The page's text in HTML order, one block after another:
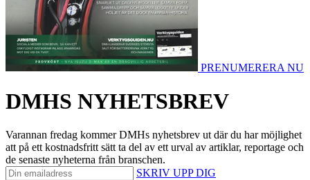
PRENUMERERA NU
DMHS NYHETSBREV
Varannan fredag kommer DMHs nyhetsbrev ut där du har möjlighet
att på ett kostnadsfritt sätt ta del av ett urval av artiklar, reportage och
de senaste nyheterna från branschen.
SKRIV UPP DIG